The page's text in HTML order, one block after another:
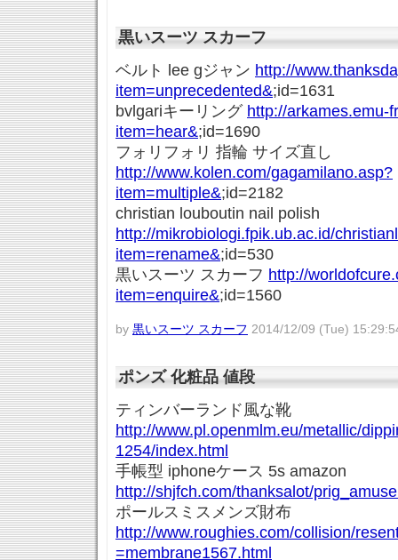
黒いスーツ スカーフ
ベルト lee gジャン http://
item=unprecedented&;id=1631
bvlgariキーリング http://arkames.emu-
item=hear&;id=1690
フォリフォリ 指輪 サイズ直し
http://www.kolen.com/gagamilano.asp?
item=multiple&;id=2182
christian louboutin nail polish
http://mikrobiologi.fpik.ub.ac.id/
item=rename&;id=530
黒いスーツ スカーフ http://
item=enquire&;id=1560
by 黒いスーツ スカーフ 2014/12/09 (Tue)
ポンズ 化粧品 値段
ティンバーランド風な靴
http://www.pl.openmlm.eu/metallic/
1254/index.html
手帳型 iphoneケース 5s amazon
http://shjfch.com/thanksalot/
ポールスミスメンズ財布
http://www.roughies.com/collision/
=membrane1567.html